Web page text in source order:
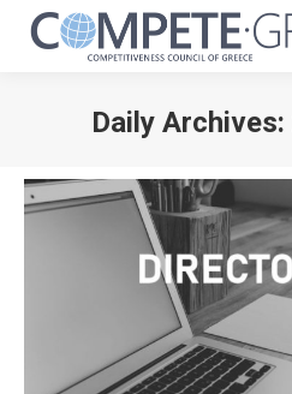
Daily Archives: